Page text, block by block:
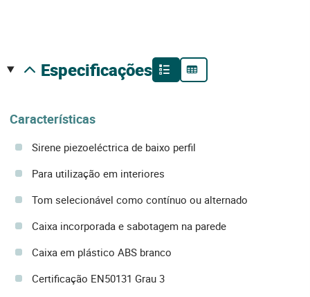
especificações
Características
Sirene piezoeléctrica de baixo perfil
Para utilização em interiores
Tom selecionável como contínuo ou alternado
Caixa incorporada e sabotagem na parede
Caixa em plástico ABS branco
Certificação EN50131 Grau 3